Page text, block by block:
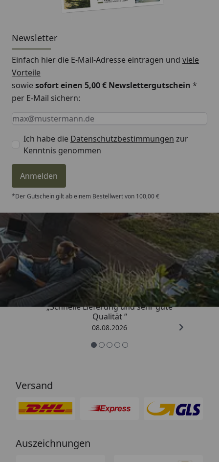
Newsletter
Einfach hier die E-Mail-Adresse eintragen und viele
Vorteile
sowiesofort einen 5,00 € Newslettergutschein *
per E-Mail sichern:
Keine Eingabe erforderlich
Eingabe erforderlich
E-Mail *
Ich habe die Datenschutzbestimmungen zur
Kenntnis genommen
Anmelden
*Der Gutschein gilt ab einem Bestellwert von 100,00 €
Trusted Shops
4,81/ 5
„Schnelle Lieferung und sehr gute
Qualität “
08.08.2026
Versand
Auszeichnungen